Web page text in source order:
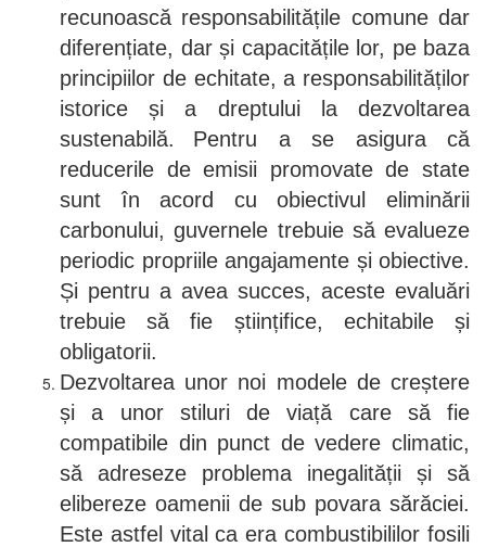
recunoască responsabilitățile comune dar
diferențiate, dar și capacitățile lor, pe baza
principiilor de echitate, a responsabilităților
istorice și a dreptului la dezvoltarea
sustenabilă.
Pentru a se asigura că
reducerile de emisii promovate de state
sunt în acord cu obiectivul eliminării
carbonului, guvernele trebuie să evalueze
periodic propriile angajamente și obiective.
Și pentru a avea succes, aceste evaluări
trebuie să fie științifice, echitabile și
obligatorii.
Dezvoltarea unor noi modele de creștere
și a unor stiluri de viață care să fie
compatibile din punct de vedere climatic,
să adreseze problema inegalității și să
elibereze oamenii de sub povara sărăciei.
Este astfel vital ca era combustibililor fosili